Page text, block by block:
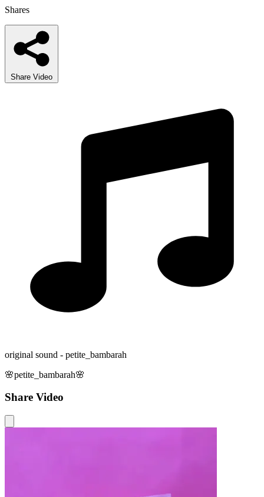
Shares
Share Video
original sound - petite_bambarah
🌸petite_bambarah🌸
Share Video